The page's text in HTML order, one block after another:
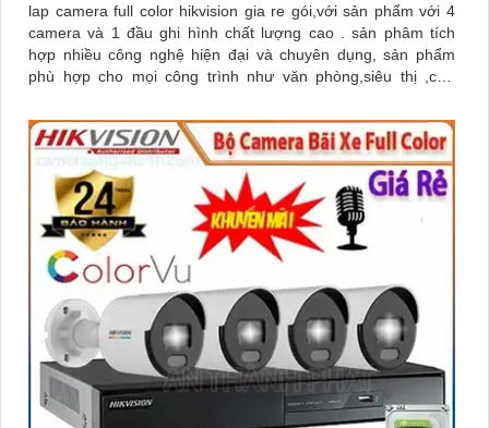
lap camera full color hikvision gia re gói,với sản phẩm với 4
camera và 1 đầu ghi hình chất lượng cao . sản phâm tích
hợp nhiều công nghệ hiện đại và chuyên dụng, sản phẩm
phù hợp cho mọi công trình như văn phòng,siêu thị ,cửa